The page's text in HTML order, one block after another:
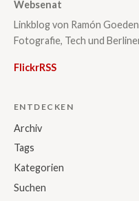
Websenat
Linkblog von Ramón
Fotografie, Tech und
FlickrRSS
ENTDECKEN
Archiv
Tags
Kategorien
Suchen